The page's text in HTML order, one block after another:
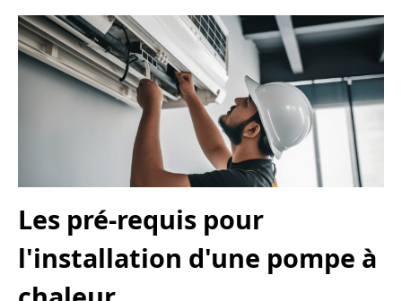
Les pré-requis pour
l'installation d'une pompe à